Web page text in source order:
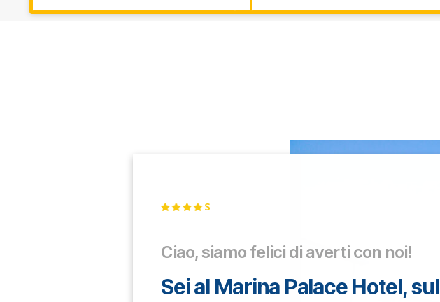
Ciao, siamo felici di averti con noi!
Sei al Marina Palace Hotel, sul